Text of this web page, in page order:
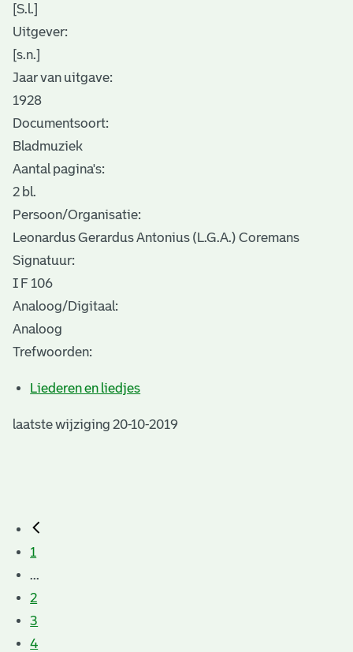
[S.l.]
Uitgever:
[s.n.]
Jaar van uitgave:
1928
Documentsoort:
Bladmuziek
Aantal pagina's:
2 bl.
Persoon/Organisatie:
Leonardus Gerardus Antonius (L.G.A.) Coremans
Signatuur:
I F 106
Analoog/Digitaal:
Analoog
Trefwoorden:
Liederen en liedjes
laatste wijziging 20-10-2019
1
...
2
3
4